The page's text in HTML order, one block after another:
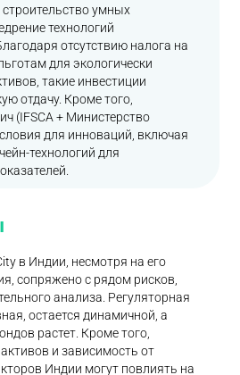
умных
технологий
отсутствию налога на
для экологически
такие инвестиции
отдачу. Кроме того,
(IFSCA + Министерство
для инноваций, включая
технологий для
в Индии, несмотря на его
сопряжено с рядом рисков,
анализа. Регуляторная
остается динамичной, а
растет. Кроме того,
и зависимость от
Индии могут повлиять на